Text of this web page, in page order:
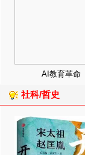
AI教育革命
社科/哲史